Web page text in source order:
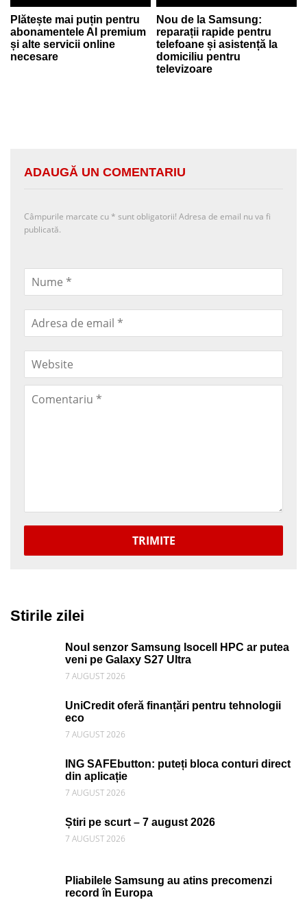
Plătește mai puțin pentru
abonamentele AI premium
și alte servicii online
necesare
Nou de la Samsung:
reparații rapide pentru
telefoane și asistență la
domiciliu pentru
televizoare
ADAUGĂ UN COMENTARIU
Câmpurile marcate cu * sunt obligatorii! Adresa de email nu va fi
publicată.
TRIMITE
Stirile zilei
Noul senzor Samsung Isocell HPC ar putea
veni pe Galaxy S27 Ultra
7 AUGUST 2026
UniCredit oferă finanțări pentru tehnologii
eco
7 AUGUST 2026
ING SAFEbutton: puteți bloca conturi direct
din aplicație
7 AUGUST 2026
Știri pe scurt – 7 august 2026
7 AUGUST 2026
Pliabilele Samsung au atins precomenzi
record în Europa